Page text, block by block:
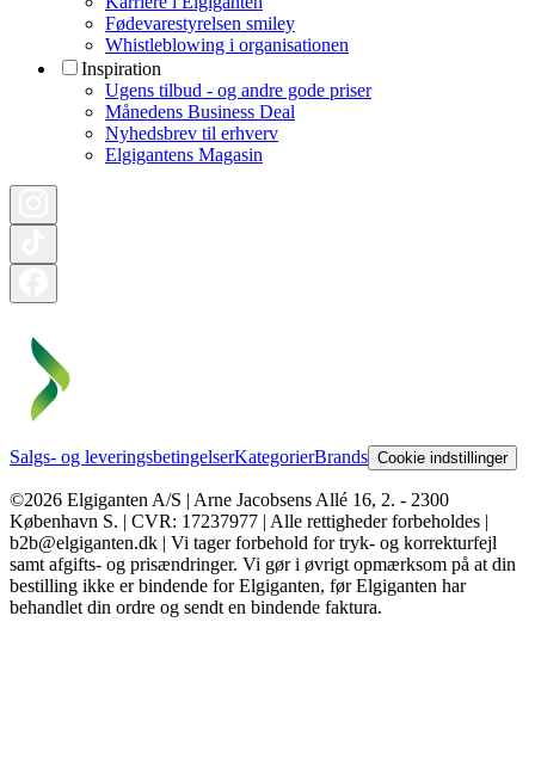
Fødevarestyrelsen smiley
Whistleblowing i organisationen
Inspiration
Ugens tilbud - og andre gode priser
Månedens Business Deal
Nyhedsbrev til erhverv
Elgigantens Magasin
Salgs- og leveringsbetingelserKategorierBrands Cookie indstillinger
©2026 Elgiganten A/S | Arne Jacobsens Allé 16, 2. - 2300
København S. | CVR: 17237977 | Alle rettigheder forbeholdes |
b2b@elgiganten.dk | Vi tager forbehold for tryk- og korrekturfejl
samt afgifts- og prisændringer. Vi gør i øvrigt opmærksom på at din
bestilling ikke er bindende for Elgiganten, før Elgiganten har
behandlet din ordre og sendt en bindende faktura.